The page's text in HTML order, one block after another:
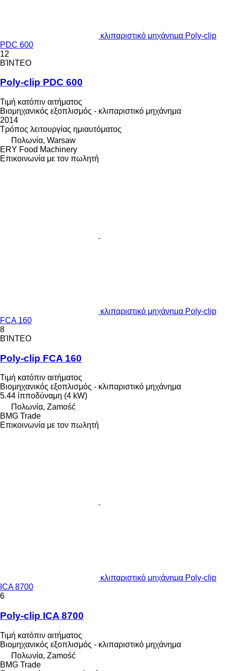
κλιπαριστικό μηχάνημα Poly-clip
PDC 600
12
ΒΊΝΤΕΟ
Poly-clip PDC 600
Τιμή κατόπιν αιτήματος
Βιομηχανικός εξοπλισμός - κλιπαριστικό μηχάνημα
2014
Τρόπος λειτουργίας ημιαυτόματος
Πολωνία, Warsaw
ERY Food Machinery
Επικοινωνία με τον πωλητή
κλιπαριστικό μηχάνημα Poly-clip
FCA 160
8
ΒΊΝΤΕΟ
Poly-clip FCA 160
Τιμή κατόπιν αιτήματος
Βιομηχανικός εξοπλισμός - κλιπαριστικό μηχάνημα
5.44 ίπποδύναμη (4 kW)
Πολωνία, Zamość
BMG Trade
Επικοινωνία με τον πωλητή
κλιπαριστικό μηχάνημα Poly-clip
ICA 8700
6
Poly-clip ICA 8700
Τιμή κατόπιν αιτήματος
Βιομηχανικός εξοπλισμός - κλιπαριστικό μηχάνημα
Πολωνία, Zamość
BMG Trade